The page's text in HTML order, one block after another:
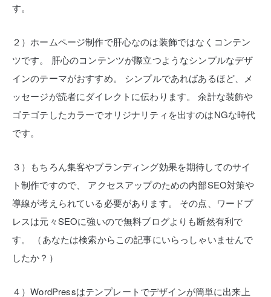
す。
２）ホームページ制作で肝心なのは装飾ではなくコンテン
ツです。
肝心のコンテンツが際立つようなシンプルなデザ
インのテーマがおすすめ。
シンプルであればあるほど、メ
ッセージが読者にダイレクトに伝わります。
余計な装飾や
ゴテゴテしたカラーでオリジナリティを出すのはNGな時代
です。
３）もちろん集客やブランディング効果を期待してのサイ
ト制作ですので、
アクセスアップのための内部SEO対策や
導線が考えられている必要があります。
その点、ワードプ
レスは元々SEOに強いので無料ブログよりも断然有利で
す。
（あなたは検索からこの記事にいらっしゃいませんで
したか？）
４）WordPressはテンプレートでデザインが簡単に出来上